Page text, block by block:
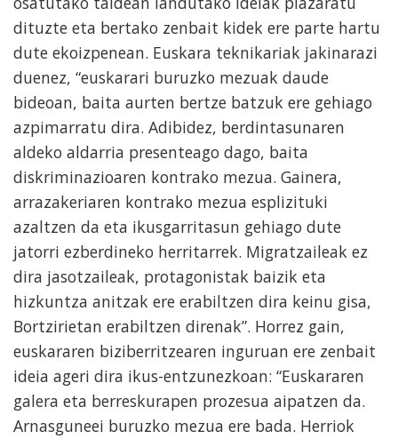
dituzte eta bertako zenbait kidek ere parte hartu
dute ekoizpenean. Euskara teknikariak jakinarazi
duenez, “euskarari buruzko mezuak daude
bideoan, baita aurten bertze batzuk ere gehiago
azpimarratu dira. Adibidez, berdintasunaren
aldeko aldarria presenteago dago, baita
diskriminazioaren kontrako mezua. Gainera,
arrazakeriaren kontrako mezua esplizituki
azaltzen da eta ikusgarritasun gehiago dute
jatorri ezberdineko herritarrek. Migratzaileak ez
dira jasotzaileak, protagonistak baizik eta
hizkuntza anitzak ere erabiltzen dira keinu gisa,
Bortzirietan erabiltzen direnak”. Horrez gain,
euskararen biziberritzearen inguruan ere zenbait
ideia ageri dira ikus-entzunezkoan: “Euskararen
galera eta berreskurapen prozesua aipatzen da.
Arnasguneei buruzko mezua ere bada. Herriok